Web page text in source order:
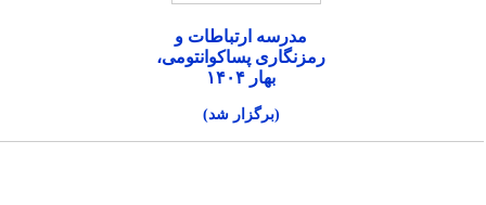
مدرسه ارتباطات و
رمزنگاری پساکوانتومی،
بهار ۱۴۰۴
(برگزار شد)